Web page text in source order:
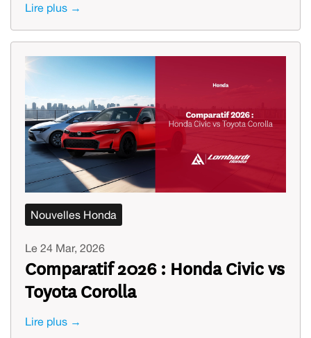
Lire plus →
Nouvelles Honda
Le 24 Mar, 2026
Comparatif 2026 : Honda Civic vs
Toyota Corolla
Lire plus →